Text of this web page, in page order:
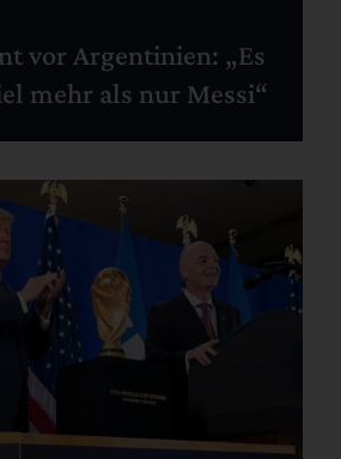
vor Argentinien: „Es
mehr als nur Messi“